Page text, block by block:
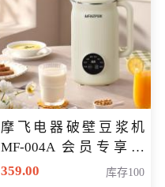
摩飞电器破壁豆浆机
MF-004A 会员专享价
168元
359.00 库存100